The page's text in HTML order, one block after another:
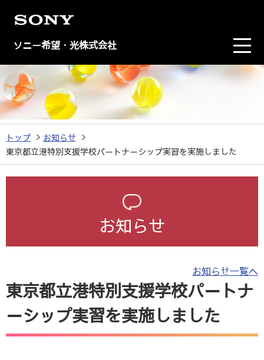
ソニー希望・光株式会社
トップ
お知らせ
東京都立港特別支援学校パートナーシップ実習を実施しました
お知らせ
お知らせ一覧へ
東京都立港特別支援学校パートナ
ーシップ実習を実施しました